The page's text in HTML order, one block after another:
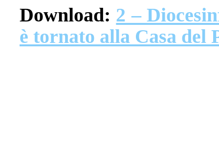
Download: 2 –
è tornato alla Casa del